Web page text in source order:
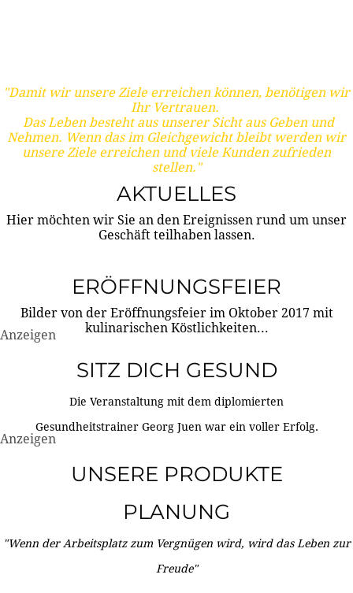
"Damit wir unsere Ziele erreichen können, benötigen wir
Ihr Vertrauen.
Das Leben besteht aus unserer Sicht aus Geben und
Nehmen. Wenn das im Gleichgewicht bleibt werden wir
unsere Ziele erreichen und viele Kunden zufrieden
stellen."
AKTUELLES
Hier möchten wir Sie an den Ereignissen rund um unser
Geschäft teilhaben lassen.
ERÖFFNUNGSFEIER
Bilder von der Eröffnungsfeier im Oktober 2017 mit
kulinarischen Köstlichkeiten...
Anzeigen
SITZ DICH GESUND
Die Veranstaltung mit dem diplomierten
Gesundheitstrainer Georg Juen war ein voller Erfolg.
Anzeigen
UNSERE PRODUKTE
PLANUNG
"Wenn der Arbeitsplatz zum Vergnügen wird, wird das Leben zur
Freude"